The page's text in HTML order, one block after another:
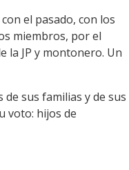
el pasado, con los
miembros, por el
la JP y montonero. Un
sus familias y de sus
voto: hijos de